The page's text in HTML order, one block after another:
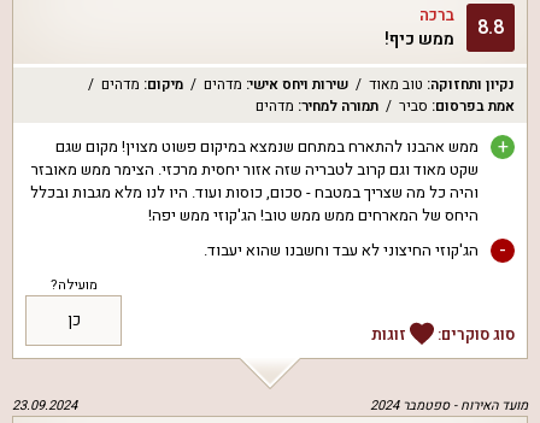
8.8 ברכה
ממש כיף!
נקיון ותחזוקה: טוב מאוד שירות ויחס אישי: מדהים מיקום: מדהים
אמת בפרסום: סביר תמורה למחיר: מדהים
+
ממש אהבנו להתארח במתחם שנמצא במיקום פשוט מצוין! מקום שגם
שקט מאוד וגם קרוב לטבריה שזה אזור יחסית מרכזי. הצימר ממש מאובזר
והיה כל מה שצריך במטבח - סכום, כוסות ועוד. היו לנו מלא מגבות ובכלל
היחס של המארחים ממש ממש טוב! הג'קוזי ממש יפה!
- הג'קוזי החיצוני לא עבד וחשבנו שהוא יעבוד.
סוג סוקרים: זוגות
מועילה?
כן
מועד האירוח -ספטמבר 2024 23.09.2024